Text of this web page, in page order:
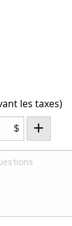
les taxes)
$ +